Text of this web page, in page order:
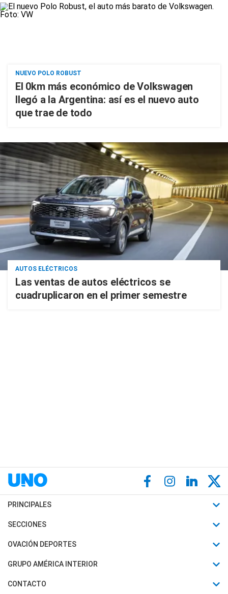
NUEVO POLO ROBUST
El 0km más económico de Volkswagen
llegó a la Argentina: así es el nuevo auto
que trae de todo
AUTOS ELÉCTRICOS
Las ventas de autos eléctricos se
cuadruplicaron en el primer semestre
PRINCIPALES
Últimas Noticias
Política
Judiciales
SECCIONES
Horóscopo
Motores
OVACIÓN DEPORTES
Fútbol
Mundial
GRUPO AMÉRICA INTERIOR
Canal 7 en Vivo
CONTACTO